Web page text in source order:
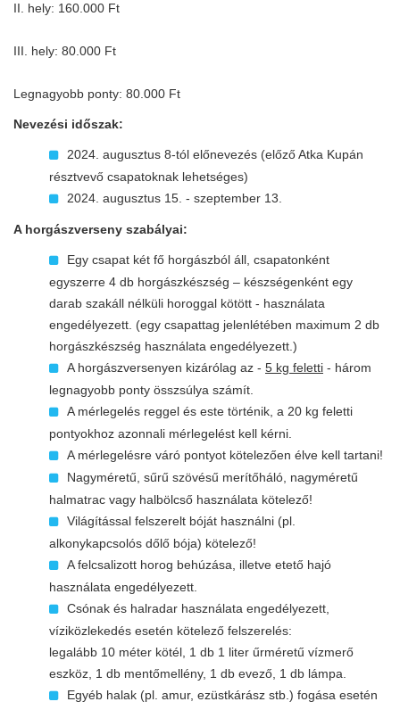
II. hely: 160.000 Ft
III. hely: 80.000 Ft
Legnagyobb ponty: 80.000 Ft
Nevezési időszak:
2024. augusztus 8-tól előnevezés (előző Atka Kupán
résztvevő csapatoknak lehetséges)
2024. augusztus 15. - szeptember 13.
A horgászverseny szabályai:
Egy csapat két fő horgászból áll, csapatonként
egyszerre 4 db horgászkészség – készségenként egy
darab szakáll nélküli horoggal kötött - használata
engedélyezett. (egy csapattag jelenlétében maximum 2 db
horgászkészség használata engedélyezett.)
A horgászversenyen kizárólag az - 5 kg feletti - három
legnagyobb ponty összsúlya számít.
A mérlegelés reggel és este történik, a 20 kg feletti
pontyokhoz azonnali mérlegelést kell kérni.
A mérlegelésre váró pontyot kötelezően élve kell tartani!
Nagyméretű, sűrű szövésű merítőháló, nagyméretű
halmatrac vagy halbölcső használata kötelező!
Világítással felszerelt bóját használni (pl.
alkonykapcsolós dőlő bója) kötelező!
A felcsalizott horog behúzása, illetve etető hajó
használata engedélyezett.
Csónak és halradar használata engedélyezett,
víziközlekedés esetén kötelező felszerelés:
legalább 10 méter kötél, 1 db 1 liter űrméretű vízmerő
eszköz, 1 db mentőmellény, 1 db evező, 1 db lámpa.
Egyéb halak (pl. amur, ezüstkárász stb.) fogása esetén